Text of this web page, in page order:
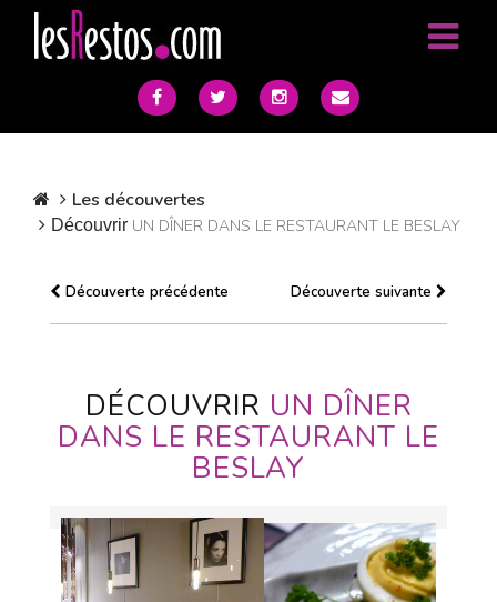
Les découvertes
Découvrir UN DÎNER DANS LE RESTAURANT LE BESLAY
Découverte précédente Découverte suivante
DÉCOUVRIR UN DÎNER
DANS LE RESTAURANT LE
BESLAY